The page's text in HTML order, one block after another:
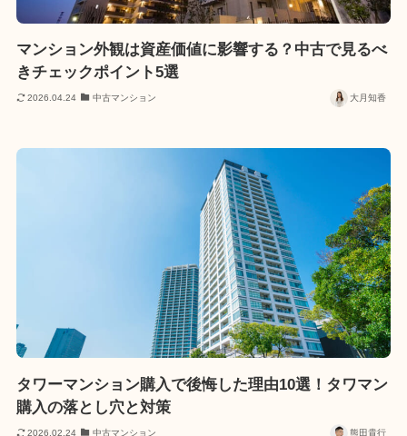
マンション外観は資産価値に影響する？中古で見るべ
きチェックポイント5選
2026.04.24 中古マンション 大月知香
タワーマンション購入で後悔した理由10選！タワマン
購入の落とし穴と対策
2026.02.24 中古マンション 熊田貴行